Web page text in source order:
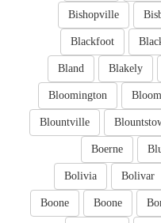
Bishopville
Blackfoot
Blakely
Bland
Bloomington
Blountville
Boerne
Bolivar
Bolivia
Boone
Boone